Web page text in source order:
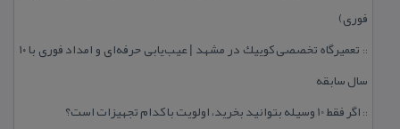
فوری)
::
تعمیرگاه تخصصی كوییك در مشهد | عیب‌یابی حرفه‌ای و امداد فوری با ۱۰
سال سابقه
:: اگر فقط 10 وسیله بتوانید بخرید، اولویت با كدام تجهیزات است؟